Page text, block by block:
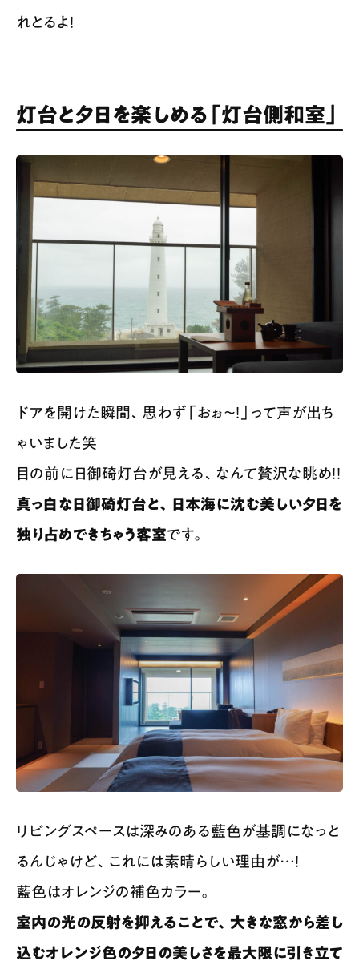
れとるよ！
灯台と夕日を楽しめる「灯台側和室」
ドアを開けた瞬間、思わず「おぉ〜！」って声が出ち
ゃいました笑
目の前に日御碕灯台が見える、なんて贅沢な眺め！！
真っ白な日御碕灯台と、日本海に沈む美しい夕日を
独り占めできちゃう客室です。
リビングスペースは深みのある藍色が基調になっと
るんじゃけど、これには素晴らしい理由が…！
藍色はオレンジの補色カラー。
室内の光の反射を抑えることで、大きな窓から差し
込むオレンジ色の夕日の美しさを最大限に引き立て